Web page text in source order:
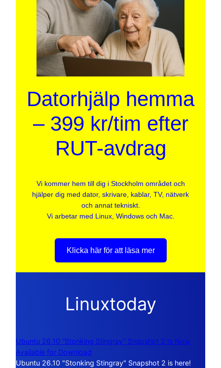
Datorhjälp hemma
– 399 kr/tim efter
RUT-avdrag
Vi kommer hem till dig i Stockholm området och
hjälper dig med dator, skrivare, kablar, TV, nätverk
och annat tekniskt.
Vi arbetar med Linux, Windows och Mac.
Klicka här för att läsa mer
Linuxtoday
Ubuntu 26.10 “Stonking Stingray” Snapshot 2 Is Now
Available for Download
Ubuntu 26.10 "Stonking Stingray" Snapshot 2 is here!